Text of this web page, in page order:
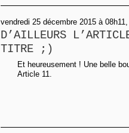
vendredi 25 décembre 2015 à
D’AILLEURS
TITRE ;)
Et heureusement ! Une belle
Article 11.